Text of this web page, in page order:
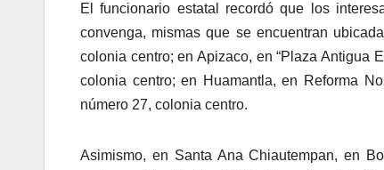
El funcionario estatal recordó que los
convenga, mismas que se encuentran
colonia centro; en Apizaco, en “Plaza Antigua
colonia centro; en Huamantla, en Reforma
número 27, colonia centro.
Asimismo, en Santa Ana Chiautempan, en